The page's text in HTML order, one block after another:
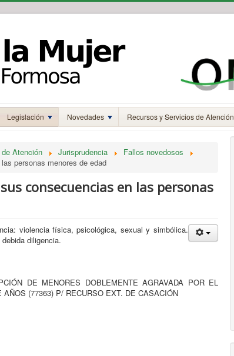
Legislación Novedades Recursos y Servicios de Atención
Atención Jurisprudencia
Fallos novedosos
personas menores de edad
consecuencias en las personas
violencia física, psicológica, sexual y simbólica.
diligencia.
DE MENORES DOBLEMENTE AGRAVADA POR EL
(77363) P/ RECURSO EXT. DE CASACIÓN